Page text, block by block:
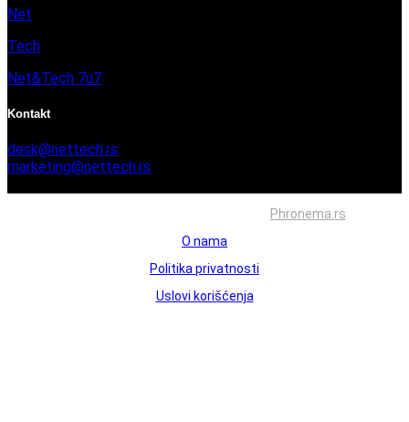
Net
Tech
Net&Tech 7u7
Kontakt
desk@nettech.rs
marketing@nettech.rs
Phronema.rs
O nama
Politika privatnosti
Uslovi korišćenja